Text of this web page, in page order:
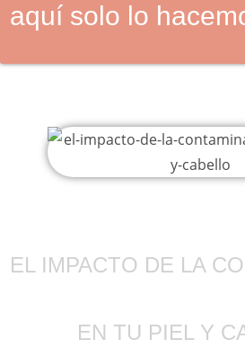
aquí solo lo
EL IMPACTO DE LA
EN TU PIEL Y